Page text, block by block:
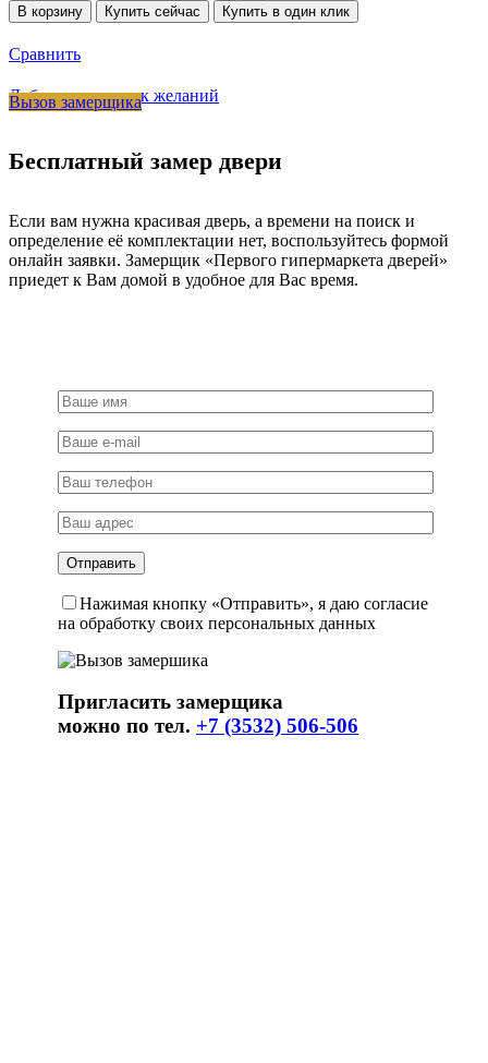
товара
Archie
9
хром
В корзину Купить сейчас Купить в один клик
Сравнить
Добавить в список желаний
Вызов замерщика
Бесплатный замер двери
Если вам нужна красивая дверь, а времени на поиск и
определение её комплектации нет, воспользуйтесь формой
онлайн заявки. Замерщик «Первого гипермаркета дверей»
приедет к Вам домой в удобное для Вас время.
Нажимая кнопку «Отправить», я даю согласие
на обработку своих персональных данных
Пригласить замерщика
можно по тел. +7 (3532) 506-506